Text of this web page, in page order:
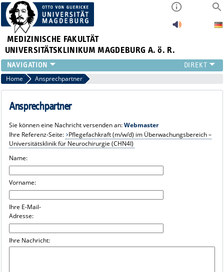
MEDIZINISCHE FAKULTÄT
UNIVERSITÄTSKLINIKUM MAGDEBURG A. ö. R.
INSTITUTE
KLINIKEN
ZENTRALE EINRICHTUNGEN
PRESSE
ÜBER UNS
INTRANET
Home Ansprechpartner
Ansprechpartner
Sie können eine Nachricht versenden an:Webmaster
Ihre Referenz-Seite: Pflegefachkraft (m/w/d) im Überwachungsbereich –
Universitätsklinik für Neurochirurgie (CHN4I)
Name:
Vorname:
Ihre E-Mail-
Adresse:
Ihre Nachricht: